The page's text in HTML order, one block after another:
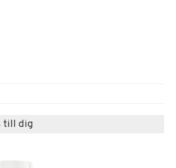
till dig